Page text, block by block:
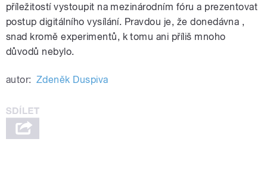
příležitostí vystoupit na mezinárodním fóru a prezentovat
postup digitálního vysílání. Pravdou je, že donedávna ,
snad kromě experimentů, k tomu ani příliš mnoho
důvodů nebylo.
autor: Zdeněk Duspiva